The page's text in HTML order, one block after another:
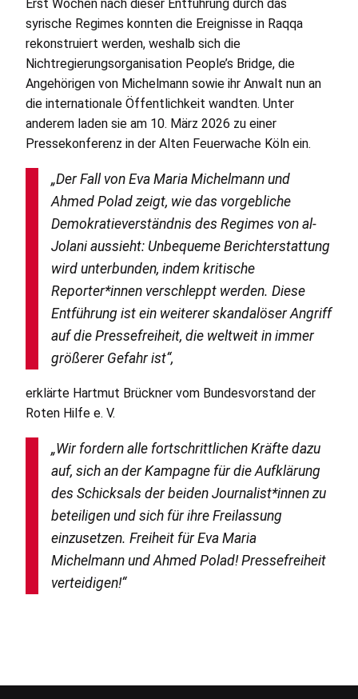
Erst Wochen nach dieser Entführung durch das
syrische Regimes konnten die Ereignisse in Raqqa
rekonstruiert werden, weshalb sich die
Nichtregierungsorganisation People’s Bridge, die
Angehörigen von Michelmann sowie ihr Anwalt nun an
die internationale Öffentlichkeit wandten. Unter
anderem laden sie am 10. März 2026 zu einer
Pressekonferenz in der Alten Feuerwache Köln ein.
„Der Fall von Eva Maria Michelmann und
Ahmed Polad zeigt, wie das vorgebliche
Demokratieverständnis des Regimes von al-
Jolani aussieht: Unbequeme Berichterstattung
wird unterbunden, indem kritische
Reporter*innen verschleppt werden. Diese
Entführung ist ein weiterer skandalöser Angriff
auf die Pressefreiheit, die weltweit in immer
größerer Gefahr ist“,
erklärte Hartmut Brückner vom Bundesvorstand der
Roten Hilfe e. V.
„Wir fordern alle fortschrittlichen Kräfte dazu
auf, sich an der Kampagne für die Aufklärung
des Schicksals der beiden Journalist*innen zu
beteiligen und sich für ihre Freilassung
einzusetzen. Freiheit für Eva Maria
Michelmann und Ahmed Polad! Pressefreiheit
verteidigen!“